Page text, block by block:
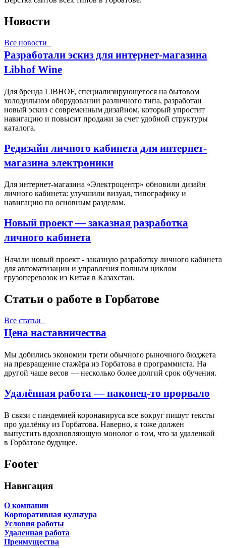
Новости
Все новости
Разработали эскиз для интернет-магазина
Libhof Wine
Для бренда LIBHOF, специализирующегося на бытовом
холодильном оборудовании различного типа, разработан
новый эскиз с современным дизайном, который упростит
навигацию и повысит продажи за счет удобной структуры
каталога.
Редизайн личного кабинета для интернет-
магазина электроники
Для интернет-магазина «Электроцентр» обновили дизайн
личного кабинета: улучшили визуал, типографику и
навигацию по основным разделам.
Новый проект — заказная разработка
личного кабинета
Начали новый проект - заказную разработку личного кабинета
для автоматизации и управления полным циклом
грузоперевозок из Китая в Казахстан.
Статьи о работе в Горбатове
Все статьи
Цена наставничества
Мы добились экономии трети обычного рыночного бюджета
на превращение стажёра из Горбатова в программиста. На
другой чаше весов — несколько более долгий срок обучения.
Удалённая работа — наконец-то прорвало
В связи с пандемией коронавируса все вокруг пишут тексты
про удалёнку из Горбатова. Наверно, я тоже должен
выпустить вдохновляющую монолог о том, что за удаленкой
в Горбатове будущее.
Footer
Навигация
О компании
Корпоративная культура
Условия работы
Удаленная работа
Преимущества